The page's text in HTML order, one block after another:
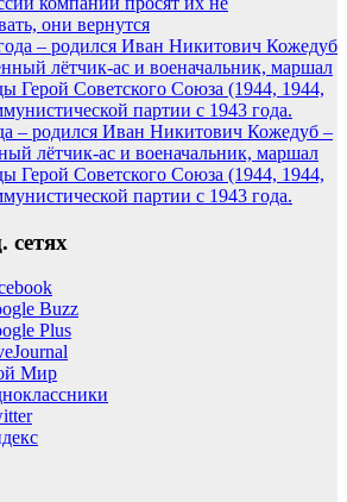
они вернутся
– родился Иван Никитович Кожедуб –
лётчик-ас и военачальник, маршал
Герой Советского Союза (1944, 1944,
партии с 1943 года.
сетях